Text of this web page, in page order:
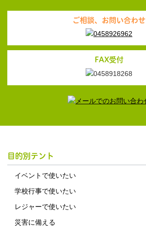
ご相談、お問い合わせ
FAX受付
目的別テント
イベントで使いたい
学校行事で使いたい
レジャーで使いたい
災害に備える